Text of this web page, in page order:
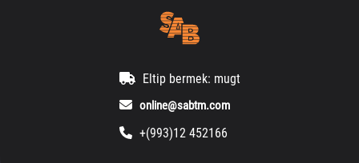
Eltip bermek: mugt
online@sabtm.com
+(993)12 452166